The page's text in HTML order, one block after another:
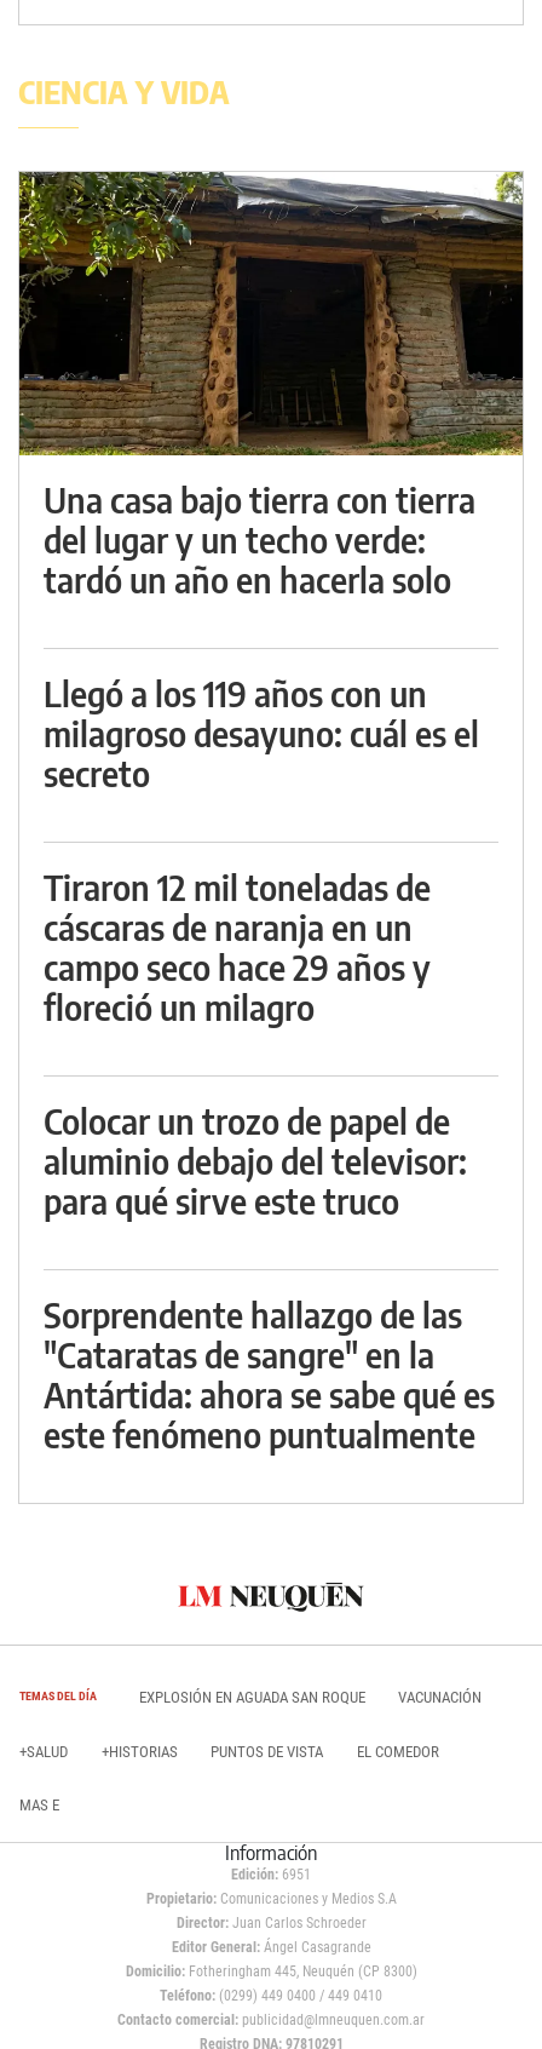
CIENCIA Y VIDA
Una casa bajo tierra con tierra
del lugar y un techo verde:
tardó un año en hacerla solo
Llegó a los 119 años con un
milagroso desayuno: cuál es el
secreto
Tiraron 12 mil toneladas de
cáscaras de naranja en un
campo seco hace 29 años y
floreció un milagro
Colocar un trozo de papel de
aluminio debajo del televisor:
para qué sirve este truco
Sorprendente hallazgo de las
"Cataratas de sangre" en la
Antártida: ahora se sabe qué es
este fenómeno puntualmente
TEMAS DEL DÍA EXPLOSIÓN EN AGUADA SAN ROQUE VACUNACIÓN
+SALUD +HISTORIAS PUNTOS DE VISTA EL COMEDOR
MAS E
Información
Edición: 6951
Propietario:Comunicaciones y Medios S.A
Director: Juan Carlos Schroeder
Editor General:Ángel Casagrande
Domicilio:Fotheringham 445, Neuquén (CP 8300)
Teléfono: (0299) 449 0400 / 449 0410
Contacto comercial: publicidad@lmneuquen.com.ar
Registro DNA: 97810291